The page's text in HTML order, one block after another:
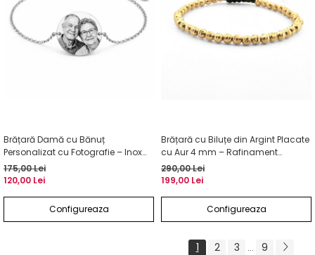
Brățară Damă cu Bănuț
Personalizat cu Fotografie – Inox
Argintiu, Gravură Laser
175,00 Lei
120,00 Lei
Configureaza
Brățară cu Biluțe din Argint Placate
cu Aur 4 mm – Rafinament
Modern
290,00 Lei
199,00 Lei
Configureaza
1 2 3 ... 9